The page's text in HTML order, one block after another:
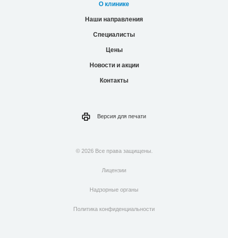
О клинике
Наши направления
Специалисты
Цены
Новости и акции
Контакты
Версия для печати
© 2026 Все права защищены.
Лицензии
Надзорные органы
Политика конфиденциальности